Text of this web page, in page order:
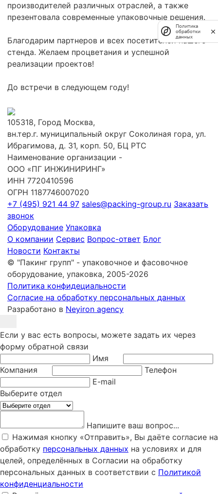
производителей различных отраслей, а также
презентовала современные упаковочные решения.
Благодарим партнеров и всех посетителей нашего
стенда. Желаем процветания и успешной
реализации проектов!
До встречи в следующем году!
105318, Город Москва,
вн.тер.г. муниципальный округ Соколиная гора, ул.
Ибрагимова, д. 31, корп. 50, БЦ РТС
Наименование организации -
ООО «ПГ ИНЖИНИРИНГ»
ИНН 7720410596
ОГРН 1187746007020
+7 (495) 921 44 97 sales@packing-group.ru Заказать
звонок
Оборудование Упаковка
О компании Сервис Вопрос-ответ Блог
Новости Контакты
© "Пакинг групп" - упаковочное и фасовочное
оборудование, упаковка, 2005-2026
Политика конфидециальности
Согласие на обработку персональных данных
Разработано в Neyiron agency
Если у вас есть вопросы, можете задать их через
форму обратной связи
Имя
Компания
Телефон
E-mail
Выберите отдел
Напишите ваш вопрос...
Нажимая кнопку «Отправить», Вы даёте согласие на
обработку персональных данных на условиях и для
целей, определённых в Согласии на обработку
персональных данных в соответствии с Политикой
конфиденциальности
Политика
обработки
данных